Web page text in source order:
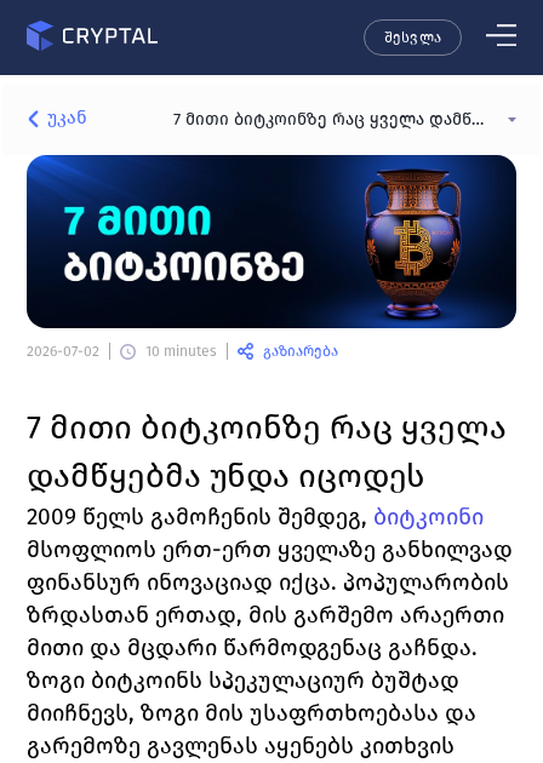
შესვლა
უკან 7 მითი ბიტკოინზე რაც ყველა დამწყებმა უნდა იცოდეს
2026-07-02 10 minutes გაზიარება
7 მითი ბიტკოინზე რაც ყველა
დამწყებმა უნდა იცოდეს
2009 წელს გამოჩენის შემდეგ,
მსოფლიოს ერთ-ერთ ყველაზე განხილვად
ფინანსურ ინოვაციად იქცა. პოპულარობის
ზრდასთან ერთად, მის გარშემო არაერთი
მითი და მცდარი წარმოდგენაც გაჩნდა.
ზოგი ბიტკოინს სპეკულაციურ ბუშტად
მიიჩნევს, ზოგი მის უსაფრთხოებასა და
გარემოზე გავლენას აყენებს კითხვის